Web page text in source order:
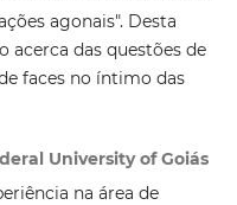
agonais". Desta
acerca das questões de
faces no íntimo das
University of Goiás
na área de